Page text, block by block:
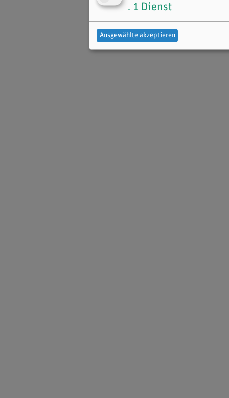
↓ 1 Dienst
Ausgewählte akzeptieren